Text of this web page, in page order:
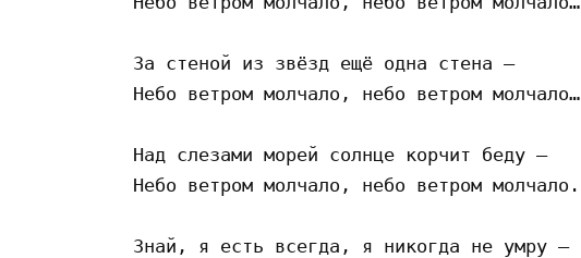
За стеной из звёзд ещё одна стена –
Небо ветром молчало, небо ветром молчало…
Над слезами морей солнце корчит беду –
Небо ветром молчало, небо ветром молчало.
Знай, я есть всегда, я никогда не умру –